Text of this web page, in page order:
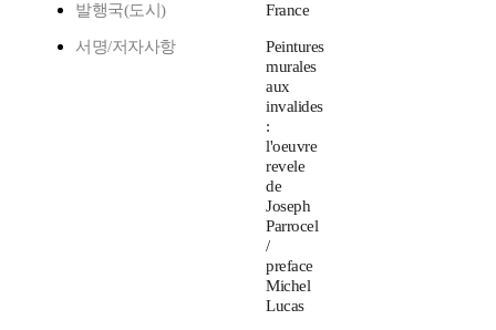
발행국(도시) France
서명/저자사항
Peintures
murales
aux
invalides
:
l'oeuvre
revele
de
Joseph
Parrocel
/
preface
Michel
Lucas